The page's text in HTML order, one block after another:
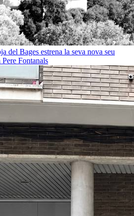
del Bages estrena la seva nova seu
Pere Fontanals